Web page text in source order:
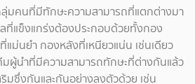
มคนที่มีทักษะความสามารถที่แตกต่างมา
แข็งแกร่งต้องประกอบด้วยทั้งกอง
ม่นยำ กองหลังที่เหนียวแน่น เช่นเดียว
ผู้นำที่มีความสามารถทักษะที่ต่างกันแล้ว
มซึ่งกันและกันอย่างลงตัวด้วย เช่น